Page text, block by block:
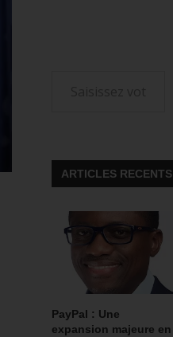
ARTICLES RECENTS
PayPal : Une
expansion majeure en